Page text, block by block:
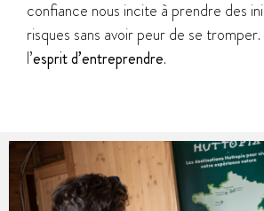
confiance nous incite à prendre des
risques sans avoir peur de se
l’esprit d’entreprendre.